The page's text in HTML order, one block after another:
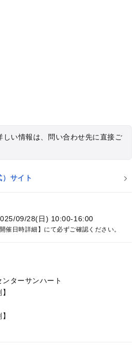
しい情報は、問い合わせ先に直接ご
サイト
09/28(日) 10:00-16:00
催日時詳細】にて必ずご確認ください。
ターサンハート